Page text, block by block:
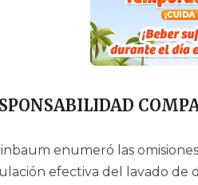
enumeró las
efectiva del lavado de